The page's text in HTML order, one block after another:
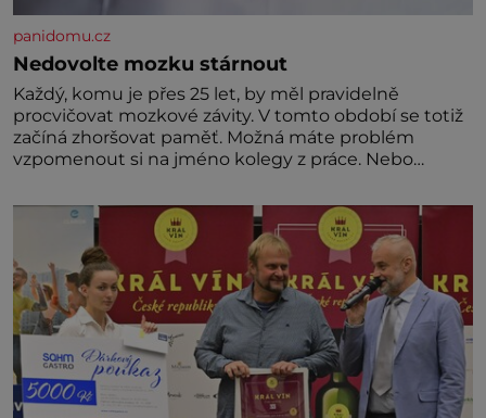
panidomu.cz
Nedovolte mozku stárnout
Každý, komu je přes 25 let, by měl pravidelně
procvičovat mozkové závity. V tomto období se totiž
začíná zhoršovat paměť. Možná máte problém
vzpomenout si na jméno kolegy z práce. Nebo
nedávno přečetli. Je to opravdu tak, s věkem jako
kdyby se paměť rozhodla stávkovat. Cvičte